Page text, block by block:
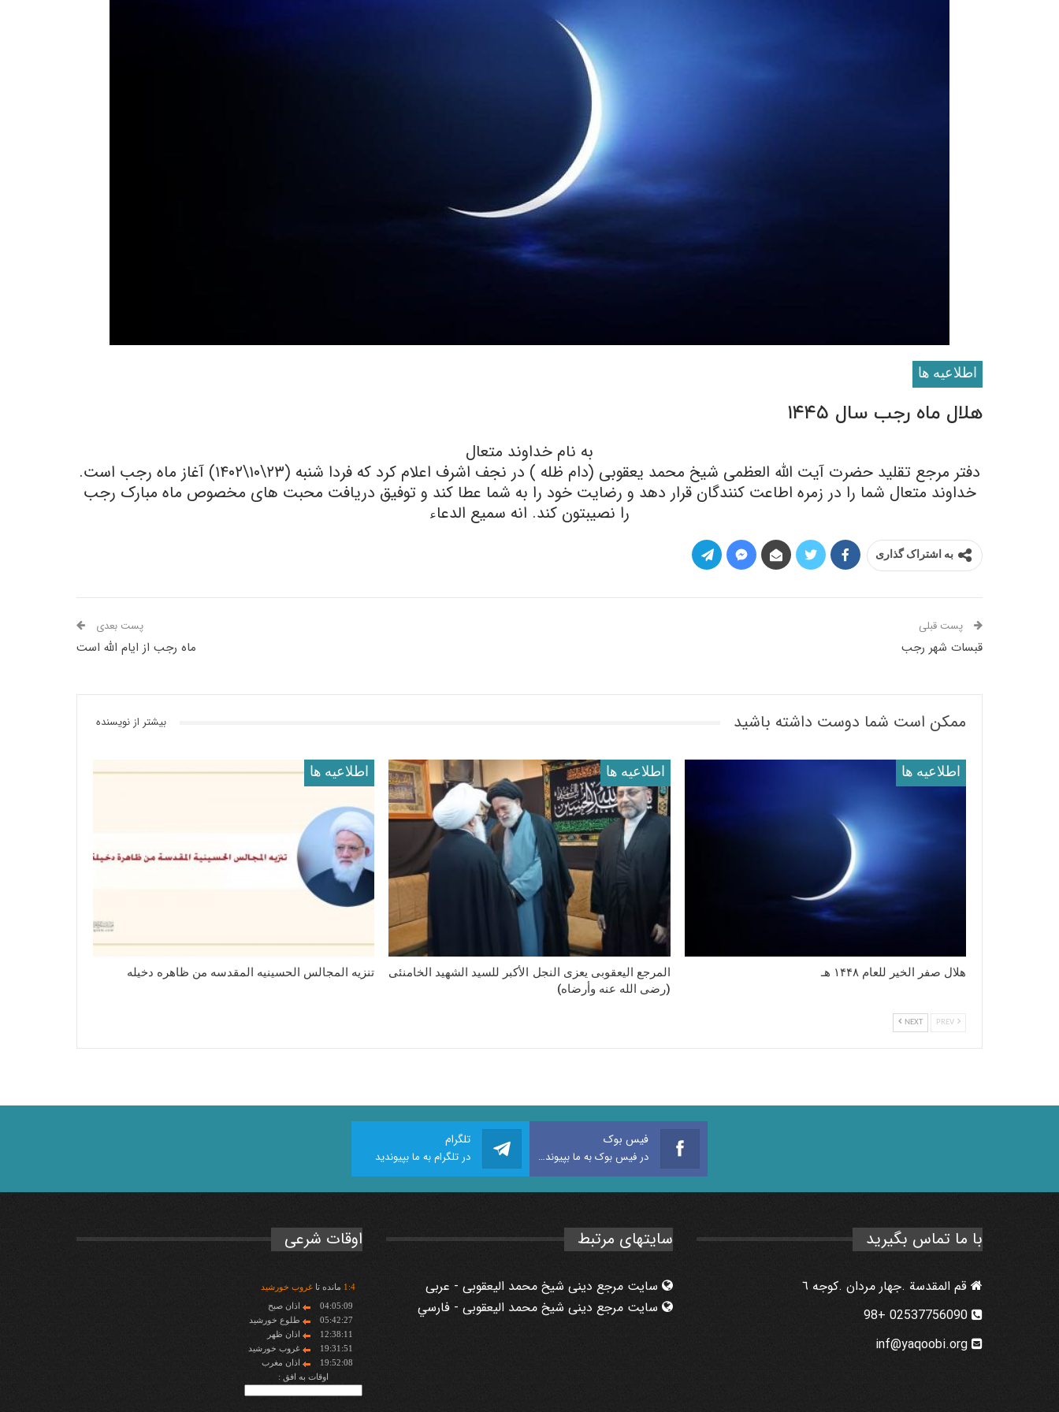
اطلاعيه ها
هلال ماه رجب سال ۱۴۴۵
به نام خداوند متعال
دفتر مرجع تقلید حضرت آیت الله العظمی شیخ محمد یعقوبی (دام ظله ) در نجف اشرف اعلام کرد که فردا شنبه (۲۳\۱۰\۱۴۰۲) آغاز ماه رجب است.
خداوند متعال شما را در زمره اطاعت کنندگان قرار دهد و رضایت خود را به شما عطا کند و توفیق دریافت محبت های مخصوص ماه مبارک رجب
را نصیبتون کند. انه سمیع الدعاء
به اشتراک گذاری
پست قبلی
قبسات شهر رجب
پست بعدی
ماه رجب از ایام الله است
ممکن است شما دوست داشته باشید بیشتر از نویسنده
اطلاعيه ها
هلال صفر الخیر للعام ١۴۴٨ هـ
اطلاعيه ها
المرجع الیعقوبی یعزی النجل الأکبر للسید الشهید الخامنئی
(رضی الله عنه وأرضاه)
اطلاعيه ها
تنزیه المجالس الحسینیه المقدسه من ظاهره دخیله
NEXT
فیس بوک
در فیس بوک به ما بپیوندید
تلگرام
در تلگرام به ما بپیوندید
با ما تماس بگیرید
قم المقدسة .جهار مردان .كوجه ٦
inf@yaqoobi.org
سایتهای مرتبط
سایت مرجع دینی شیخ محمد الیعقوبی - عربی
سایت مرجع دینی شیخ محمد الیعقوبی - فارسي
اوقات شرعی
1:4 مانده تاغروب خورشید
04:05:09
اذان صبح
05:42:27
طلوع خورشید
12:38:11
اذان ظهر
19:31:51
غروب خورشید
19:52:08
اذان مغرب
اوقات به افق :